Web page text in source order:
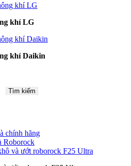
khí LG
khí Daikin
Tìm kiếm
chính hãng
Roborock
và ướt roborock F25 Ultra